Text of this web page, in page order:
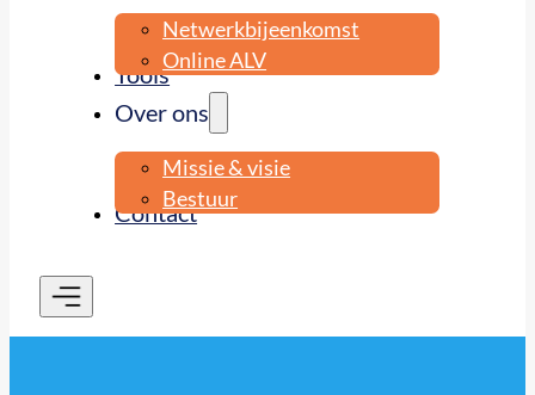
Netwerkbijeenkomst
Online ALV
Tools
Over ons
Missie & visie
Bestuur
Contact